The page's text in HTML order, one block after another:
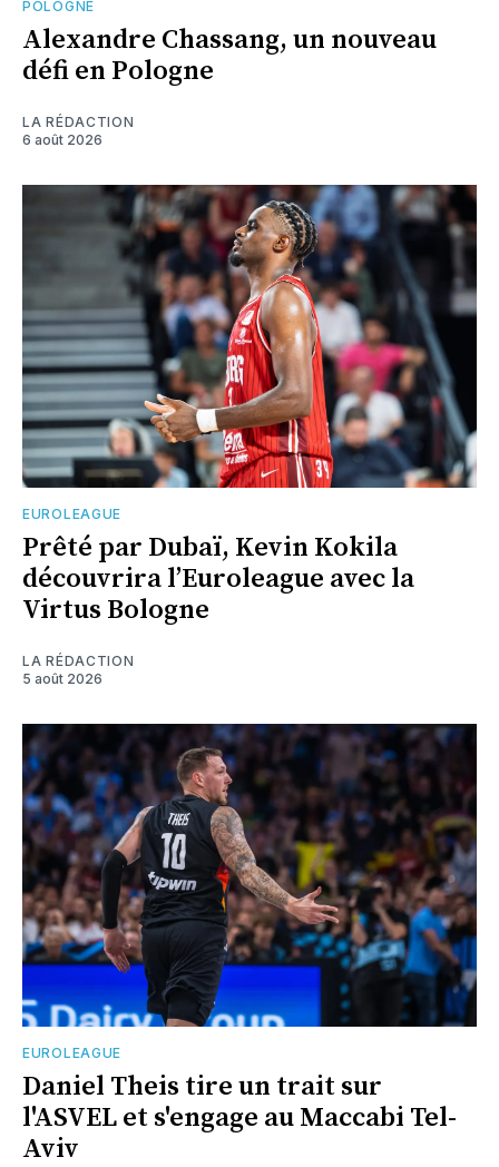
POLOGNE
Alexandre Chassang, un nouveau
défi en Pologne
LA RÉDACTION
6 août 2026
EUROLEAGUE
Prêté par Dubaï, Kevin Kokila
découvrira l’Euroleague avec la
Virtus Bologne
LA RÉDACTION
5 août 2026
EUROLEAGUE
Daniel Theis tire un trait sur
l'ASVEL et s'engage au Maccabi Tel-
Aviv